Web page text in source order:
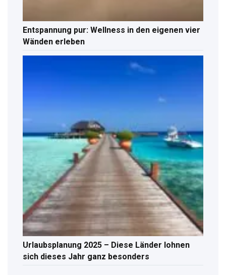
Entspannung pur: Wellness in den eigenen vier
Wänden erleben
Urlaubsplanung 2025 – Diese Länder lohnen
sich dieses Jahr ganz besonders